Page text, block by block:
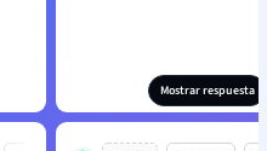
Mostrar respuesta